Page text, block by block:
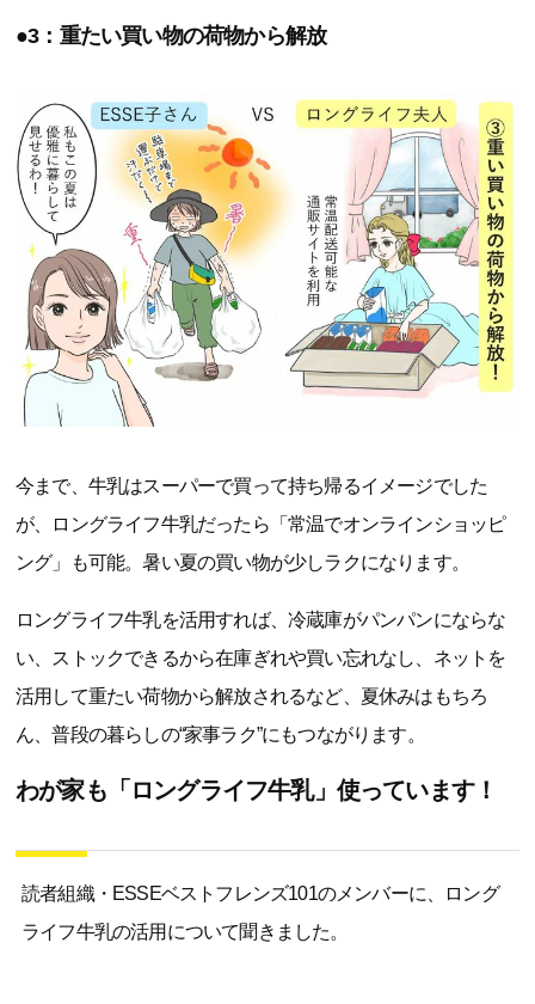
●3：重たい買い物の荷物から解放
今まで、牛乳はスーパーで買って持ち帰るイメージでした
が、ロングライフ牛乳だったら「常温でオンラインショッピ
ング」も可能。暑い夏の買い物が少しラクになります。
ロングライフ牛乳を活用すれば、冷蔵庫がパンパンにならな
い、ストックできるから在庫ぎれや買い忘れなし、ネットを
活用して重たい荷物から解放されるなど、夏休みはもちろ
ん、普段の暮らしの“家事ラク”にもつながります。
わが家も「ロングライフ牛乳」使っています！
読者組織・ESSEベストフレンズ101のメンバーに、ロング
ライフ牛乳の活用について聞きました。